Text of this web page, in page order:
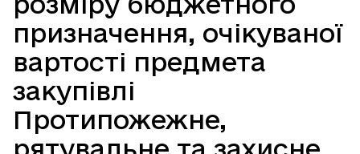
призначення, очікуваної
вартості предмета
закупівлі
Протипожежне,